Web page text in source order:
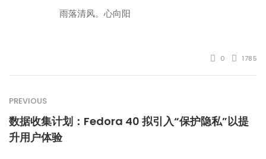
雨落清风。心向阳
0 1785
PREVIOUS
数据收集计划：Fedora 40 拟引入“保护隐私”以提
升用户体验